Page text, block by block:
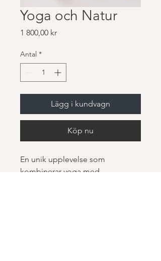
Yoga och Natur
1 800,00 krPris
Antal *
Lägg i kundvagn
Köp nu
En unik upplevelse som
kombinerar yoga med